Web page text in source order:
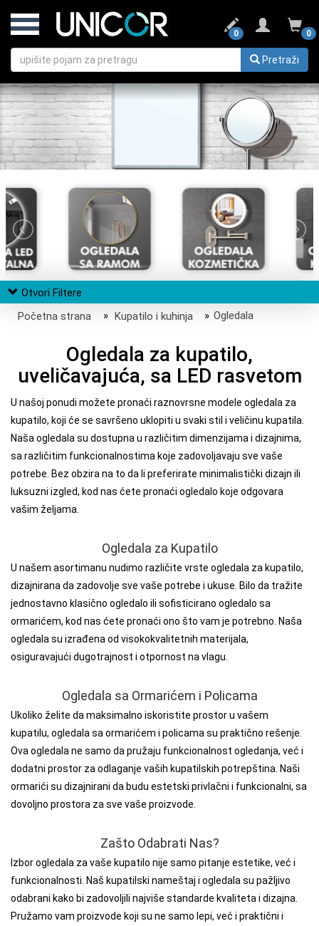
0
0
Pretraži
Otvori Filtere
Početna strana
» Kupatilo i kuhinja » Ogledala
Ogledala za kupatilo,
uveličavajuća, sa LED rasvetom
U našoj ponudi možete pronaći raznovrsne modele ogledala za
kupatilo, koji će se savršeno uklopiti u svaki stil i veličinu kupatila.
Naša ogledala su dostupna u različitim dimenzijama i dizajnima,
sa različitim funkcionalnostima koje zadovoljavaju sve vaše
potrebe. Bez obzira na to da li preferirate minimalistički dizajn ili
luksuzni izgled, kod nas ćete pronaći ogledalo koje odgovara
vašim željama.
Ogledala za Kupatilo
U našem asortimanu nudimo različite vrste ogledala za kupatilo,
dizajnirana da zadovolje sve vaše potrebe i ukuse. Bilo da tražite
jednostavno klasično ogledalo ili sofisticirano ogledalo sa
ormarićem, kod nas ćete pronaći ono što vam je potrebno. Naša
ogledala su izrađena od visokokvalitetnih materijala,
osiguravajući dugotrajnost i otpornost na vlagu.
Ogledala sa Ormarićem i Policama
Ukoliko želite da maksimalno iskoristite prostor u vašem
kupatilu, ogledala sa ormarićem i policama su praktično rešenje.
Ova ogledala ne samo da pružaju funkcionalnost ogledanja, već i
dodatni prostor za odlaganje vaših kupatilskih potrepština. Naši
ormarići su dizajnirani da budu estetski privlačni i funkcionalni, sa
dovoljno prostora za sve vaše proizvode.
Zašto Odabrati Nas?
Izbor ogledala za vaše kupatilo nije samo pitanje estetike, već i
funkcionalnosti. Naš kupatilski nameštaj i ogledala su pažljivo
odabrani kako bi zadovoljili najviše standarde kvaliteta i dizajna.
Pružamo vam proizvode koji su ne samo lepi, već i praktični i